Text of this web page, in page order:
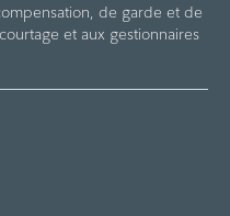
de garde et de
et aux gestionnaires